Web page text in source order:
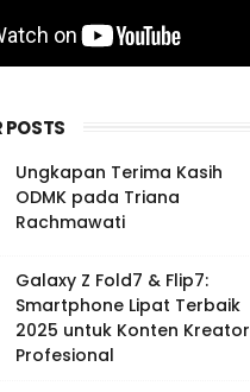
POSTS
Ungkapan Terima Kasih
ODMK pada Triana
Rachmawati
Galaxy Z Fold7 & Flip7:
Smartphone Lipat Terbaik
2025 untuk Konten Kreator
Profesional